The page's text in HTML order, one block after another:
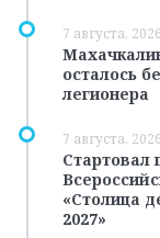
7 августа,
осталось
легионера
7 августа,
Стартовал
«Столица
2027»